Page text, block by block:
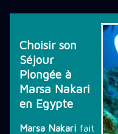
THÉMATIQUE DE PLONGÉE
LES PROMOTIONS
Choisir son
Séjour
Plongée à
Marsa Nakari
en Egypte
Marsa Nakari fait